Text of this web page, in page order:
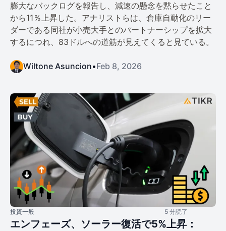
膨大なバックログを報告し、減速の懸念を黙らせたこと
から11％上昇した。アナリストらは、倉庫自動化のリー
ダーである同社が小売大手とのパートナーシップを拡大
するにつれ、83ドルへの道筋が見えてくると見ている。
Wiltone Asuncion•Feb 8, 2026
投資一般 5 分読了
エンフェーズ、ソーラー復活で5%上昇：